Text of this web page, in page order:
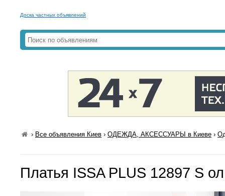
Доска частных объявлений
› Все объявления Киев ›ОДЕЖДА, АКСЕССУАРЫ в Киеве ›
Платья ISSA PLUS 12897 S